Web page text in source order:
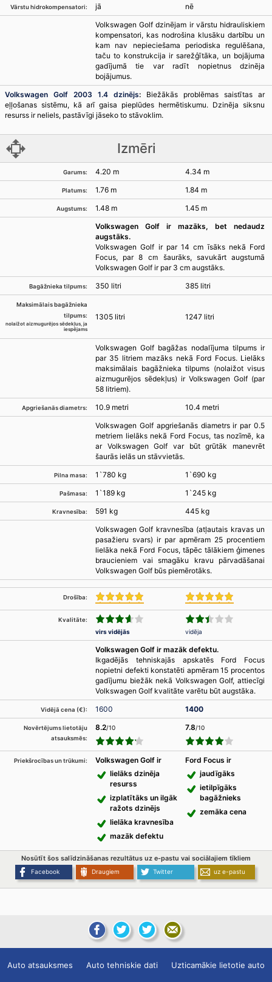
Vārstu hidrokompensatori: jā
nē
Volkswagen Golf dzinējam ir vārstu hidrauliskiem
kompensatori, kas nodrošina klusāku darbību un
kam nav nepieciešama periodiska regulēšana,
taču to konstrukcija ir sarežģītāka, un bojājuma
gadījumā tie var radīt nopietnus dzinēja
bojājumus.
Volkswagen Golf 2003 1.4 dzinējs: Biežākās problēmas saistītas ar
eļļošanas sistēmu, kā arī gaisa pieplūdes hermētiskumu. Dzinēja siksnu
resurss ir neliels, pastāvīgi jāseko to stāvoklim.
Izmēri
Garums: 4.20 m 4.34 m
Platums: 1.76 m 1.84 m
Augstums: 1.48 m
1.45 m
Volkswagen Golf ir mazāks, bet nedaudz
augstāks.
Volkswagen Golf ir par 14 cm īsāks nekā Ford
Focus, par 8 cm šaurāks, savukārt augstumā
Volkswagen Golf ir par 3 cm augstāks.
Bagāžnieka tilpums: 350 litri 385 litri
Maksimālais bagāžnieka
tilpums:
nolaižot aizmugurējos sēdekļus, ja
iespējams
1305 litri 1247 litri
Volkswagen Golf bagāžas nodalījuma tilpums ir
par 35 litriem mazāks nekā Ford Focus. Lielāks
maksimālais bagāžnieka tilpums (nolaižot visus
aizmugurējos sēdekļus) ir Volkswagen Golf (par
58 litriem).
Apgriešanās diametrs: 10.9 metri
10.4 metri
Volkswagen Golf apgriešanās diametrs ir par 0.5
metriem lielāks nekā Ford Focus, tas nozīmē, ka
ar Volkswagen Golf var būt grūtāk manevrēt
šaurās ielās un stāvvietās.
Pilna masa: 1`780 kg 1`690 kg
Pašmasa: 1`189 kg 1`245 kg
Kravnesība: 591 kg
445 kg
Volkswagen Golf kravnesība (atļautais kravas un
pasažieru svars) ir par apmēram 25 procentiem
lielāka nekā Ford Focus, tāpēc tālākiem ģimenes
braucieniem vai smagāku kravu pārvadāšanai
Volkswagen Golf būs piemērotāks.
Drošība:
Kvalitāte:
virs vidējās vidēja
Volkswagen Golf ir mazāk defektu.
Ikgadējās tehniskajās apskatēs Ford Focus
nopietni defekti konstatēti apmēram 15 procentos
gadījumu biežāk nekā Volkswagen Golf, attiecīgi
Volkswagen Golf kvalitāte varētu būt augstāka.
Vidējā cena (€): 1600 1400
Novērtējums lietotāju
atsauksmēs:
8.2/10 7.8/10
Priekšrocības un trūkumi:
Volkswagen Golf ir
lielāks dzinēja
resurss
izplatītāks un ilgāk
ražots dzinējs
lielāka kravnesība
mazāk defektu
Ford Focus ir
jaudīgāks
ietilpīgāks
bagāžnieks
zemāka cena
Nosūtīt šos salīdzināšanas rezultātus uz e-pastu vai sociālajiem tīkliem
Facebook Draugiem Twitter uz e-pastu
Auto atsauksmes Auto tehniskie dati Uzticamākie lietotie auto